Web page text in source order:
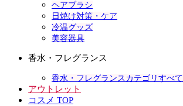
ヘアブラシ
日焼け対策・ケア
冷温グッズ
美容器具
香水・フレグランス
香水・フレグランスカテゴリすべて
アウトレット
コスメ TOP